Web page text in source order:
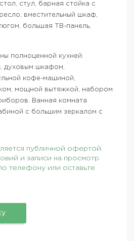
стул, барная стойка с
вместительный шкаф,
большая ТВ-панель,
полноценной кухней:
духовым шкафом,
кофе-машиной,
мощной вытяжкой, набором
Ванная комната
с большим зеркалом с
публичной офертой.
и записи на просмотр
телефону или оставьте